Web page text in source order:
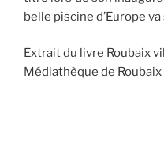
belle piscine d’Europe va
Extrait du livre Roubaix
Médiathèque de Roubaix